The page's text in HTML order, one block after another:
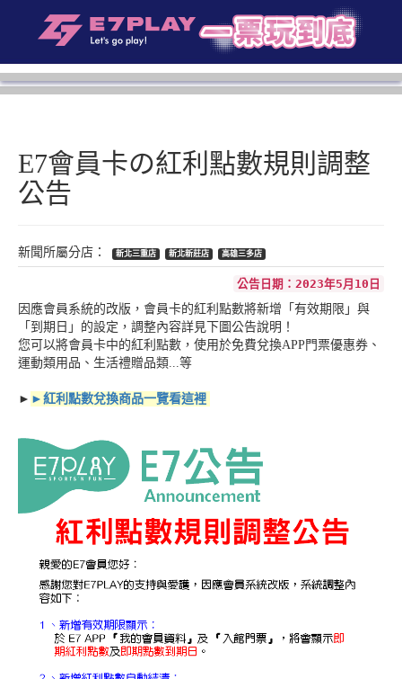
E7會員卡の紅利點數規則調整
公告
新北三重店 新北新莊店 高雄三多店
公告日期：2023年5月10日
因應會員系統的改版，會員卡的紅利點數將新增「有效期限」與
「到期日」的設定，調整內容詳見下圖公告說明！
您可以將會員卡中的紅利點數，使用於免費兌換APP門票優惠券、
運動類用品、生活禮贈品類...等
► ►紅利點數兌換商品一覽看這裡